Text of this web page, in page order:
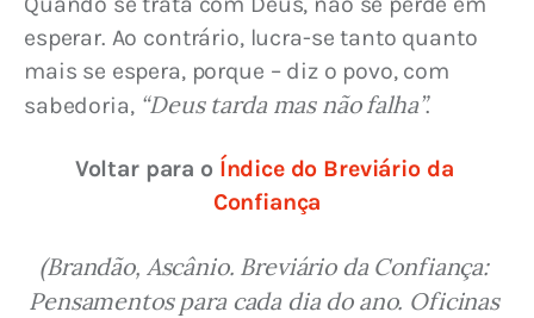
esperar. Ao contrário, lucra-se tanto quanto
mais se espera, porque – diz o povo, com
sabedoria, “Deus tarda mas não falha”.
Voltar para o Índice do Breviário da
Confiança
(Brandão, Ascânio. Breviário da Confiança:
Pensamentos para cada dia do ano. Oficinas